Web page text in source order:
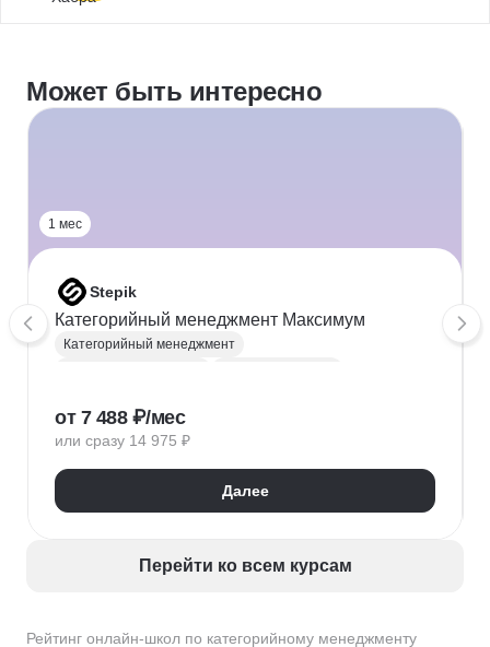
Рейтинг онлайн-школ по категорийному менеджменту
Может быть интересно
1 мес
Stepik
Категорийный менеджмент Максимум
Категорийный менеджмент
Позиционирование
от 7 488 ₽/мес
или сразу 14 975 ₽
Далее
Перейти ко всем курсам